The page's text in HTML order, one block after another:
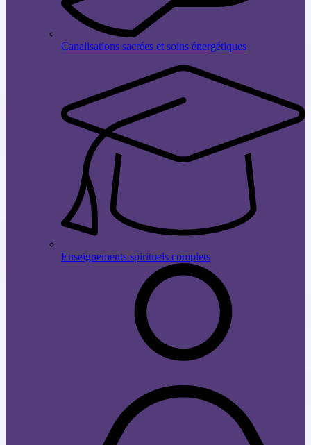
Canalisations sacrées et soins énergétiques
Enseignements spirituels complets